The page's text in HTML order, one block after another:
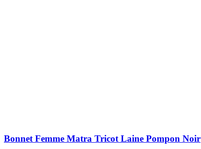
Bonnet Femme Matra Tricot Laine Pompon Noir